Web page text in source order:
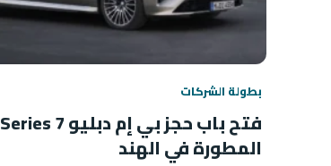
بطولة الشركات
فتح باب حجز بي إم دبليو 7 Series
المطورة في الهند